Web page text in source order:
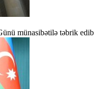
münasibətilə təbrik edib